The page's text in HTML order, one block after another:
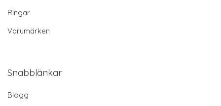
Ringar
Varumärken
Snabblänkar
Blogg